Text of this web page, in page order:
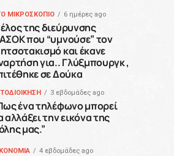
ΜΙΚΡΟΣΚΟΠΙΟ 6 ημέρες ago
της διεύρυνσης
που “υμνούσε” τον
και έκανε
για.. Γλύξμπουργκ ,
σε Δούκα
3 εβδομάδες ago
ένα τηλέφωνο μπορεί
αλλάξει την εικόνα της
μας.”
4 εβδομάδες ago